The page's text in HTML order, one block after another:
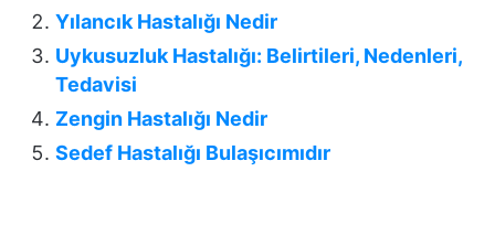
Yılancık Hastalığı Nedir
Uykusuzluk Hastalığı: Belirtileri, Nedenleri,
Tedavisi
Zengin Hastalığı Nedir
Sedef Hastalığı Bulaşıcımıdır